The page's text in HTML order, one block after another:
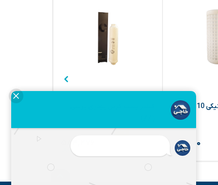
فیلتر توری پلاستیکی 10 اینچ
۷۰۰,۷۰۰
۱,۷۵۳,۴۰۰